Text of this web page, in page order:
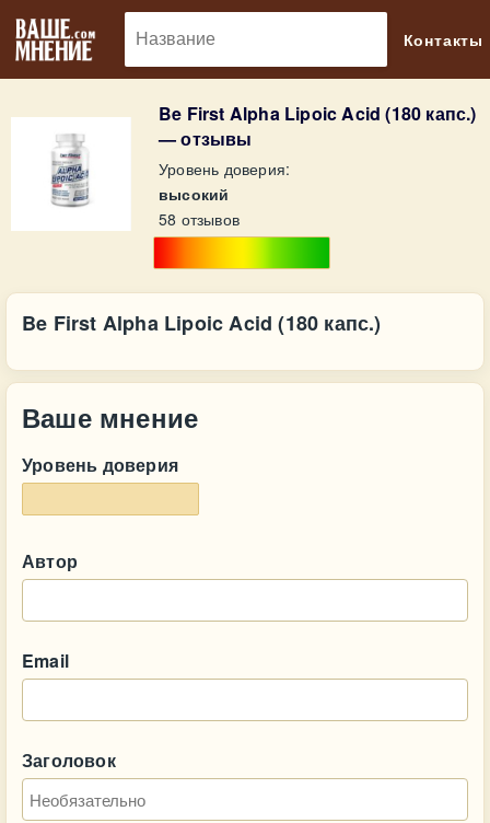
Контакты
Be First Alpha Lipoic Acid (180 капс.)
— отзывы
Уровень доверия:
высокий
58 отзывов
Be First Alpha Lipoic Acid (180 капс.)
Ваше мнение
Уровень доверия
Автор
Email
Заголовок